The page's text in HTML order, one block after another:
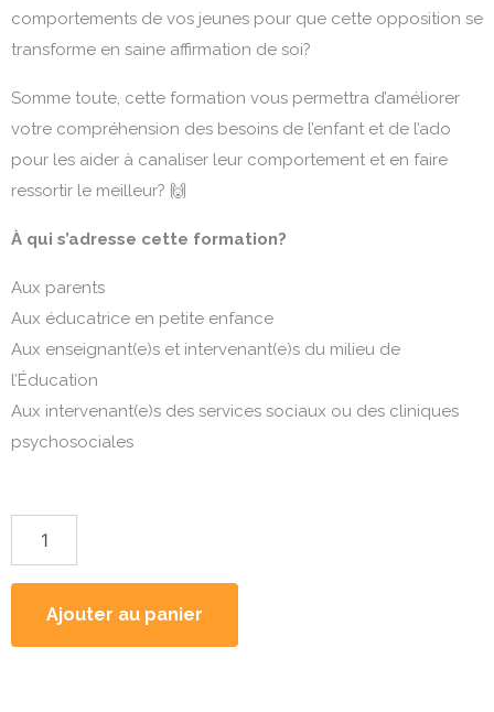
comportements de vos jeunes pour que cette opposition se
transforme en saine affirmation de soi?
Somme toute, cette formation vous permettra d’améliorer
votre compréhension des besoins de l’enfant et de l’ado
pour les aider à canaliser leur comportement et en faire
ressortir le meilleur? 🙌
À qui s’adresse cette formation?
Aux parents
Aux éducatrice en petite enfance
Aux enseignant(e)s et intervenant(e)s du milieu de
l’Éducation
Aux intervenant(e)s des services sociaux ou des cliniques
psychosociales
Ajouter au panier